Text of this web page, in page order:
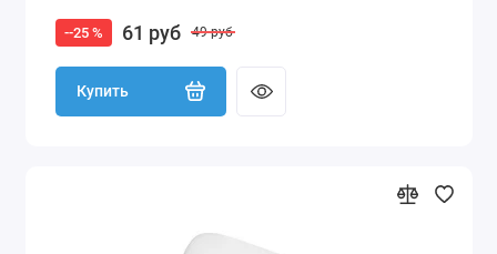
--25 % 61 руб 49 руб
Купить